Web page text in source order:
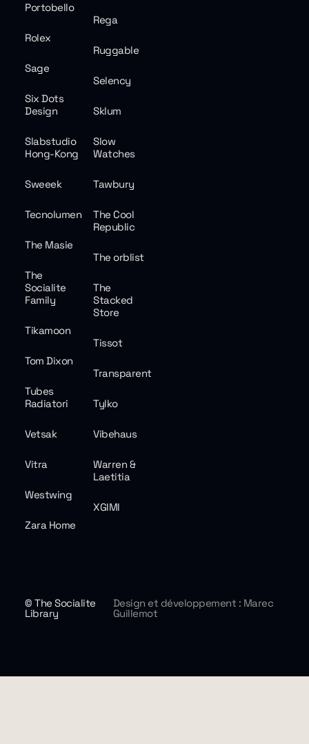
Portobello
Rega
Rolex
Ruggable
Sage
Selency
Six Dots
Design
Sklum
Slabstudio
Hong-Kong
Slow
Watches
Sweeek Tawbury
Tecnolumen
The Cool
Republic
The Masie
The orblist
The
Socialite
Family
The
Stacked
Store
Tikamoon
Tissot
Tom Dixon
Transparent
Tubes
Radiatori
Tylko
Vetsak Vibehaus
Vitra
Warren &
Laetitia
Westwing
XGIMI
Zara Home
© The Socialite
Library
Design et développement : Marec
Guillemot